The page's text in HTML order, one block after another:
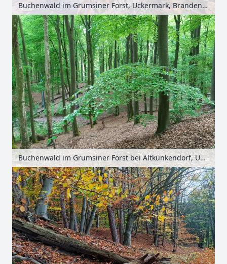
Buchenwald im Grumsiner Forst, Uckermark, Brandenburg, Deutschland
Buchenwald im Grumsiner Forst bei Altkünkendorf, Uckermark, Brandenburg, Deutschland